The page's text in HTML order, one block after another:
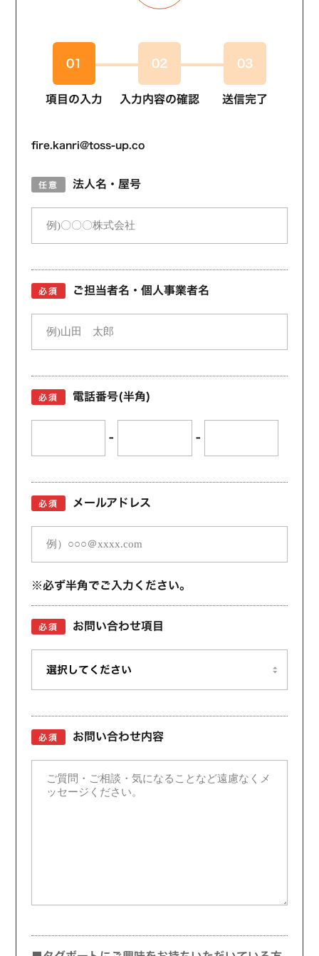
01
項目の入力
02
入力内容の確認
03
送信完了
fire.kanri@toss-up.co
任意 法人名・屋号
必須 ご担当者名・個人事業者名
必須 電話番号(半角)
- -
必須 メールアドレス
※必ず半角でご入力ください。
必須 お問い合わせ項目
必須 お問い合わせ内容